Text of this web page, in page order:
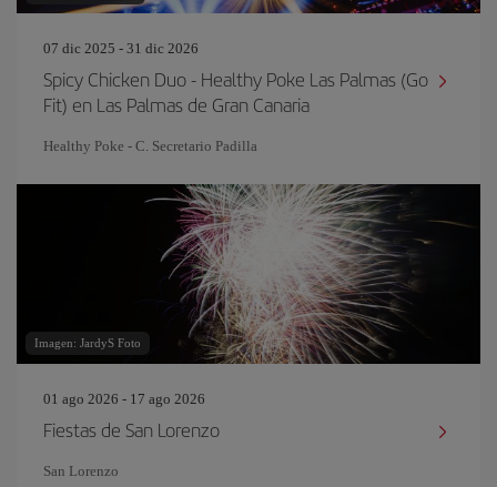
07 dic 2025 - 31 dic 2026
Spicy Chicken Duo - Healthy Poke Las Palmas (Go
Fit) en Las Palmas de Gran Canaria
Healthy Poke - C. Secretario Padilla
Imagen: JardyS Foto
01 ago 2026 - 17 ago 2026
Fiestas de San Lorenzo
San Lorenzo